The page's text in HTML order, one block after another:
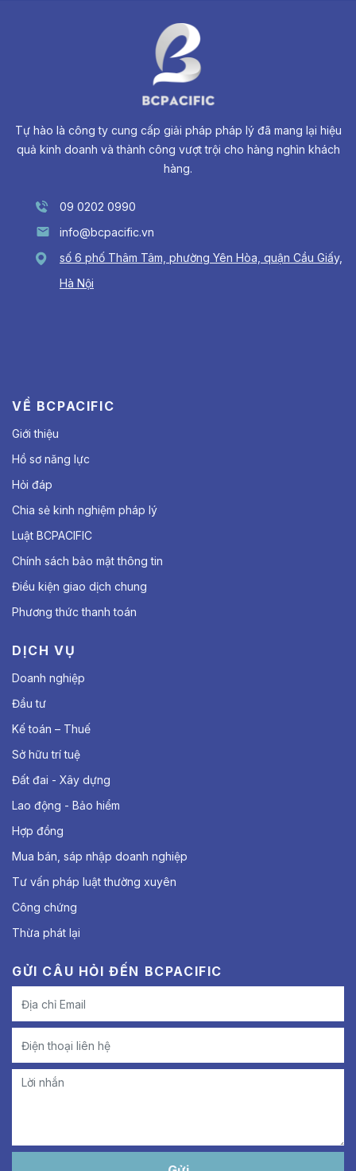
Tự hào là công ty cung cấp giải pháp pháp lý đã mang lại hiệu
quả kinh doanh và thành công vượt trội cho hàng nghìn khách
hàng.
09 0202 0990
info@bcpacific.vn
số 6 phố Thâm Tâm, phường Yên Hòa, quận Cầu Giấy,
Hà Nội
VỀ BCPACIFIC
Giới thiệu
Hồ sơ năng lực
Hỏi đáp
Chia sẻ kinh nghiệm pháp lý
Luật BCPACIFIC
Chính sách bảo mật thông tin
Điều kiện giao dịch chung
Phương thức thanh toán
DỊCH VỤ
Doanh nghiệp
Đầu tư
Kế toán – Thuế
Sở hữu trí tuệ
Đất đai - Xây dựng
Lao động - Bảo hiểm
Hợp đồng
Mua bán, sáp nhập doanh nghiệp
Tư vấn pháp luật thường xuyên
Công chứng
Thừa phát lại
GỬI CÂU HỎI ĐẾN BCPACIFIC